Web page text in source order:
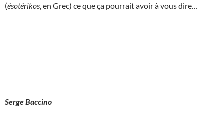
(ésotérikos , en Grec) ce que ça pourrait avoir à vous dire…
Serge Baccino